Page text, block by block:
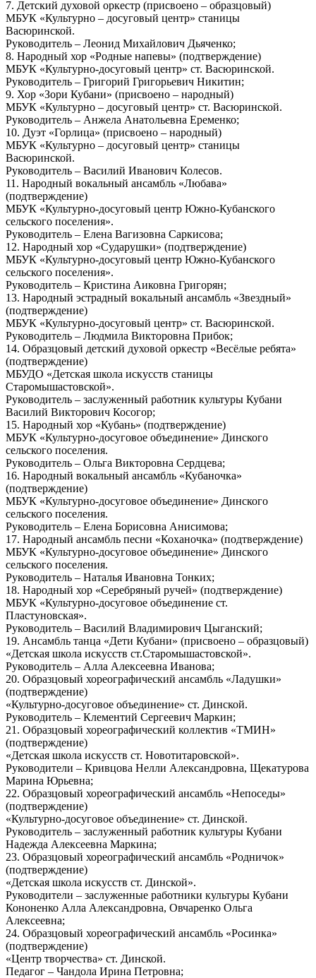
7. Детский духовой оркестр (присвоено – образцовый)
МБУК «Культурно – досуговый центр» станицы
Васюринской.
Руководитель – Леонид Михайлович Дьяченко;
8. Народный хор «Родные напевы» (подтверждение)
МБУК «Культурно-досуговый центр» ст. Васюринской.
Руководитель – Григорий Григорьевич Никитин;
9. Хор «Зори Кубани» (присвоено – народный)
МБУК «Культурно – досуговый центр» ст. Васюринской.
Руководитель – Анжела Анатольевна Еременко;
10. Дуэт «Горлица» (присвоено – народный)
МБУК «Культурно – досуговый центр» станицы
Васюринской.
Руководитель – Василий Иванович Колесов.
11. Народный вокальный ансамбль «Любава»
(подтверждение)
МБУК «Культурно-досуговый центр Южно-Кубанского
сельского поселения».
Руководитель – Елена Вагизовна Саркисова;
12. Народный хор «Сударушки» (подтверждение)
МБУК «Культурно-досуговый центр Южно-Кубанского
сельского поселения».
Руководитель – Кристина Аиковна Григорян;
13. Народный эстрадный вокальный ансамбль «Звездный»
(подтверждение)
МБУК «Культурно-досуговый центр» ст. Васюринской.
Руководитель – Людмила Викторовна Прибок;
14. Образцовый детский духовой оркестр «Весёлые ребята»
(подтверждение)
МБУДО «Детская школа искусств станицы
Старомышастовской».
Руководитель – заслуженный работник культуры Кубани
Василий Викторович Косогор;
15. Народный хор «Кубань» (подтверждение)
МБУК «Культурно-досуговое объединение» Динского
сельского поселения.
Руководитель – Ольга Викторовна Сердцева;
16. Народный вокальный ансамбль «Кубаночка»
(подтверждение)
МБУК «Культурно-досуговое объединение» Динского
сельского поселения.
Руководитель – Елена Борисовна Анисимова;
17. Народный ансамбль песни «Коханочка» (подтверждение)
МБУК «Культурно-досуговое объединение» Динского
сельского поселения.
Руководитель – Наталья Ивановна Тонких;
18. Народный хор «Серебряный ручей» (подтверждение)
МБУК «Культурно-досуговое объединение ст.
Пластуновская».
Руководитель – Василий Владимирович Цыганский;
19. Ансамбль танца «Дети Кубани» (присвоено – образцовый)
«Детская школа искусств ст.Старомышастовской».
Руководитель – Алла Алексеевна Иванова;
20. Образцовый хореографический ансамбль «Ладушки»
(подтверждение)
«Культурно-досуговое объединение» ст. Динской.
Руководитель – Клементий Сергеевич Маркин;
21. Образцовый хореографический коллектив «ТМИН»
(подтверждение)
«Детская школа искусств ст. Новотитаровской».
Руководители – Кривцова Нелли Александровна, Щекатурова
Марина Юрьевна;
22. Образцовый хореографический ансамбль «Непоседы»
(подтверждение)
«Культурно-досуговое объединение» ст. Динской.
Руководитель – заслуженный работник культуры Кубани
Надежда Алексеевна Маркина;
23. Образцовый хореографический ансамбль «Родничок»
(подтверждение)
«Детская школа искусств ст. Динской».
Руководители – заслуженные работники культуры Кубани
Кононенко Алла Александровна, Овчаренко Ольга
Алексеевна;
24. Образцовый хореографический ансамбль «Росинка»
(подтверждение)
«Центр творчества» ст. Динской.
Педагог – Чандола Ирина Петровна;